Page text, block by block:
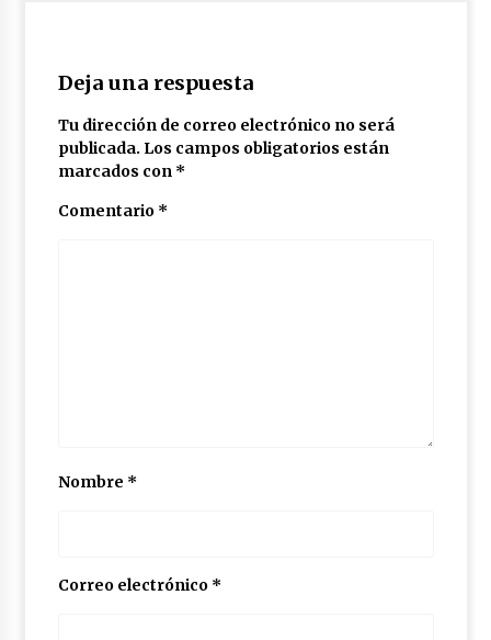
Deja una respuesta
Tu dirección de correo electrónico no será
publicada. Los campos obligatorios están
marcados con *
Comentario *
Nombre *
Correo electrónico *